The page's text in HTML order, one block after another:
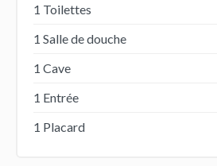
1 Toilettes
1 Salle de douche
1 Cave
1 Entrée
1 Placard